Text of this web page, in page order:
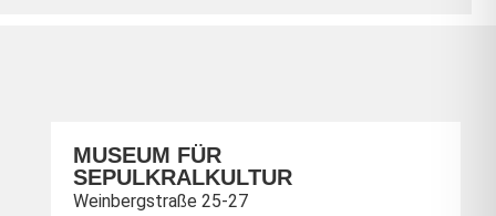
MUSEUM FÜR
SEPULKRALKULTUR
Weinbergstraße 25-27